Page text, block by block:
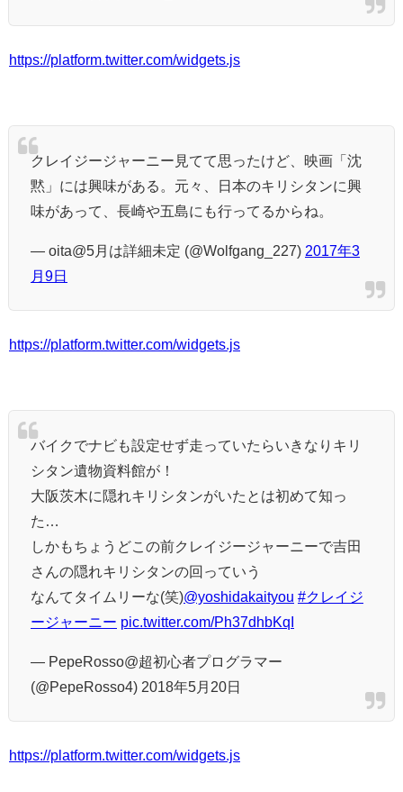
https://platform.twitter.com/widgets.js
クレイジージャーニー見てて思ったけど、映画「沈
黙」には興味がある。元々、日本のキリシタンに興
味があって、長崎や五島にも行ってるからね。
— oita@5月は詳細未定 (@Wolfgang_227) 2017年3
月9日
https://platform.twitter.com/widgets.js
バイクでナビも設定せず走っていたらいきなりキリ
シタン遺物資料館が！
大阪茨木に隠れキリシタンがいたとは初めて知っ
た…
しかもちょうどこの前クレイジージャーニーで吉田
さんの隠れキリシタンの回っていう
なんてタイムリーな(笑)@yoshidakaityou #クレイジ
ージャーニー pic.twitter.com/Ph37dhbKqI
— PepeRosso@超初心者プログラマー
(@PepeRosso4) 2018年5月20日
https://platform.twitter.com/widgets.js